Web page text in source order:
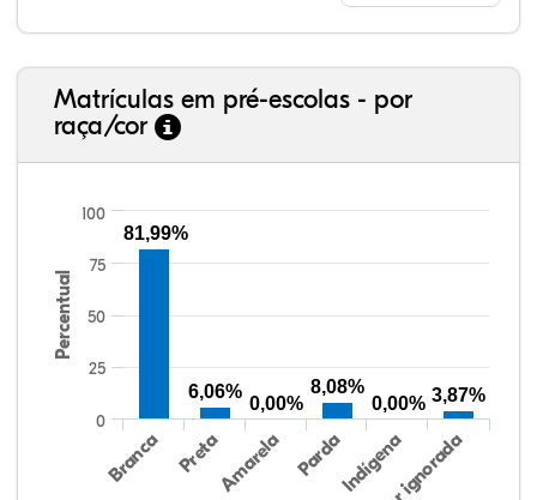
Matrículas em pré-escolas - por
raça/cor
Percentual
Branca PretaAmarela PardaIndígena
0
25
50
75
100
81,99%
6,06%
0,00%
8,08%
0,00% 3,87%
80,86%
3,50%
0,00%
13,68%
0,62%
1,34%
38,40%
3,47%
0,13%
50,15%
2,37%
5,48%